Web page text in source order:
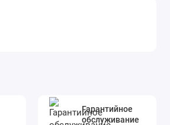
Гарантийное
обслуживание